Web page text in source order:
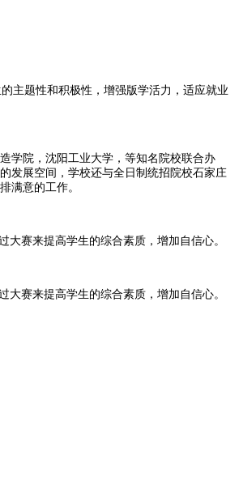
主题性和积极性，增强版学活力，适应就业
学院，沈阳工业大学，等知名院校联合办
发展空间，学校还与全日制统招院校石家庄
满意的工作。
赛来提高学生的综合素质，增加自信心。
赛来提高学生的综合素质，增加自信心。